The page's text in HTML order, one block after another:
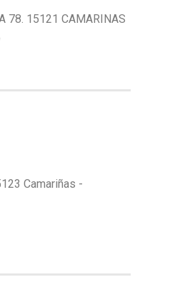
78. 15121 CAMARINAS
Camariñas -